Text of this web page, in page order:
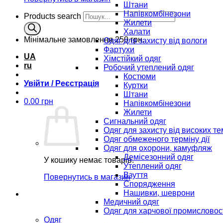
Products search
Мінімальне замовлення250 грн.
UA
ru
Увійти / Реєстрація
0.00 грн
У кошику немає товарів.
Повернутись в магазин
Штани
Напівкомбінезони
Жилети
Халати
Одяг для захисту від вологи
Фартухи
Хімстійкий одяг
Робочий утеплений одяг
Костюми
Куртки
Штани
Напівкомбінезони
Жилети
Сигнальний одяг
Одяг для захисту від високих
Одяг обмеженого терміну дії
Одяг для охорони, камуфляж
Демісезонний одяг
Утеплений одяг
Взуття
Спорядження
Нашивки, шеврони
Медичний одяг
Одяг для харчової
Одяг